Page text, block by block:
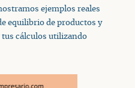
ejemplos reales
equilibrio de productos y
tus cálculos utilizando